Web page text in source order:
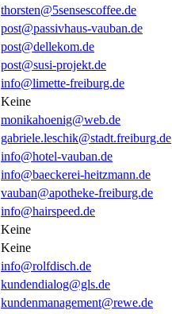
thorsten@5sensescoffee.de
post@passivhaus-vauban.de
post@dellekom.de
post@susi-projekt.de
info@limette-freiburg.de
Keine
monikahoenig@web.de
gabriele.leschik@stadt.freiburg.de
info@hotel-vauban.de
info@baeckerei-heitzmann.de
vauban@apotheke-freiburg.de
info@hairspeed.de
Keine
Keine
info@rolfdisch.de
kundendialog@gls.de
kundenmanagement@rewe.de